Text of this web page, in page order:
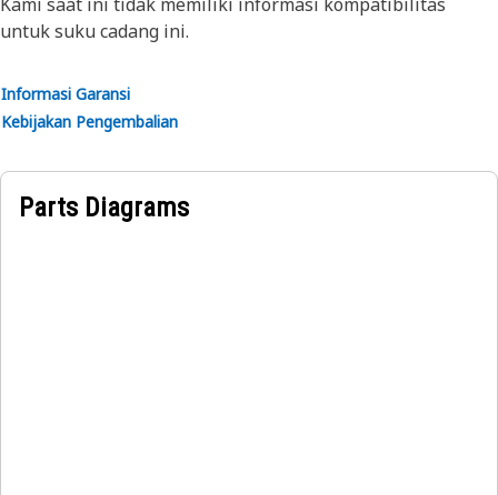
Atribut:
• Sorot biru
• Dasar dasar 3-baut
• Konektor DT pigtail
• Aplikasi dengan getaran tinggi
• Berbagai alat berat Cat
untuk suku cadang ini.
Informasi Garansi
Kebijakan Pengembalian
Parts Diagrams